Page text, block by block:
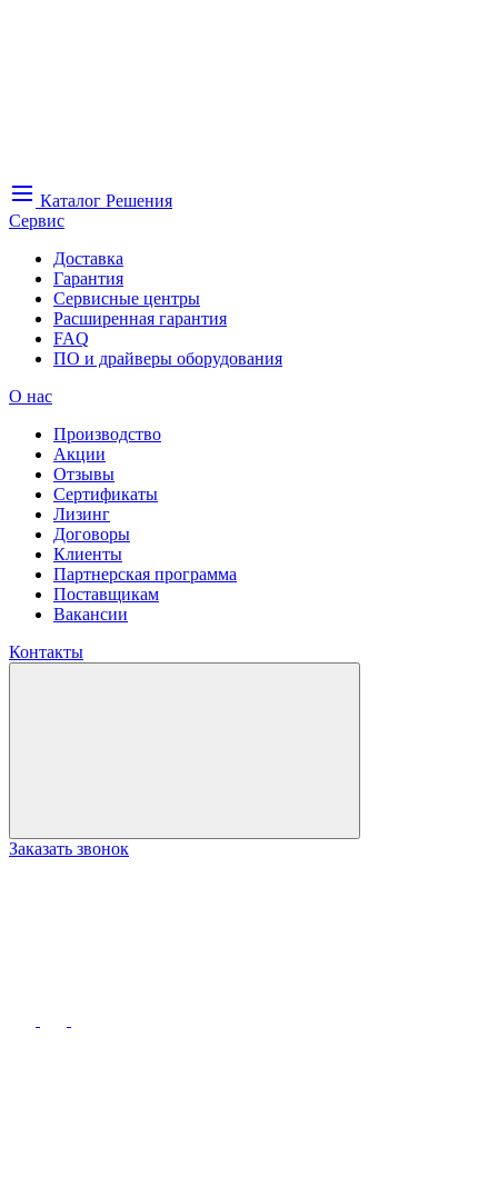
Каталог Решения
Сервис
Доставка
Гарантия
Сервисные центры
Расширенная гарантия
FAQ
ПО и драйверы оборудования
О нас
Производство
Акции
Отзывы
Сертификаты
Лизинг
Договоры
Клиенты
Партнерская программа
Поставщикам
Вакансии
Контакты
Заказать звонок